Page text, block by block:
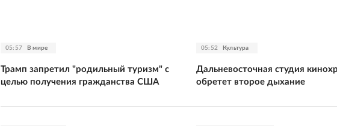
05:57 В мире
Трамп запретил "родильный туризм" с
целью получения гражданства США
05:52 Культура
Дальневосточная студия
обретет второе дыхание